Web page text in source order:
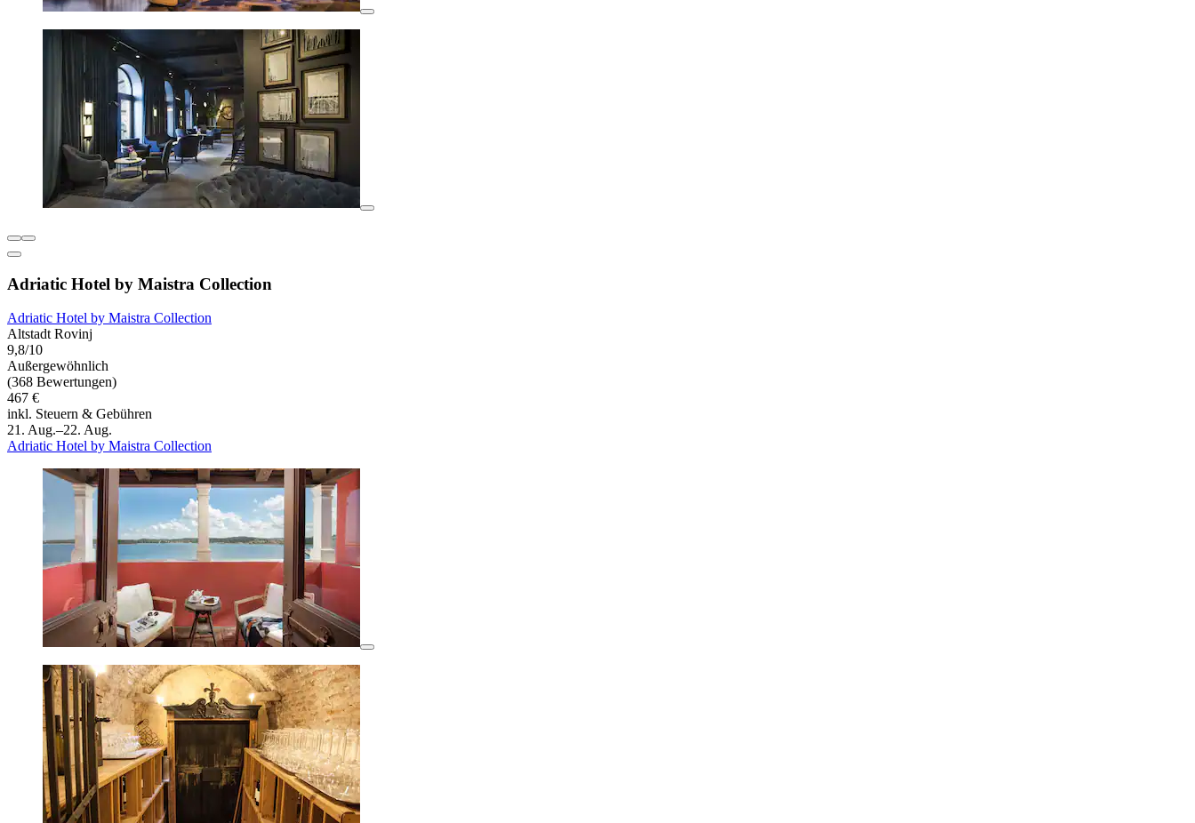
Adriatic Hotel by Maistra Collection
Adriatic Hotel by Maistra Collection
Altstadt Rovinj
9,8/10
Außergewöhnlich
(368 Bewertungen)
467 €
inkl. Steuern & Gebühren
21. Aug.–22. Aug.
Adriatic Hotel by Maistra Collection